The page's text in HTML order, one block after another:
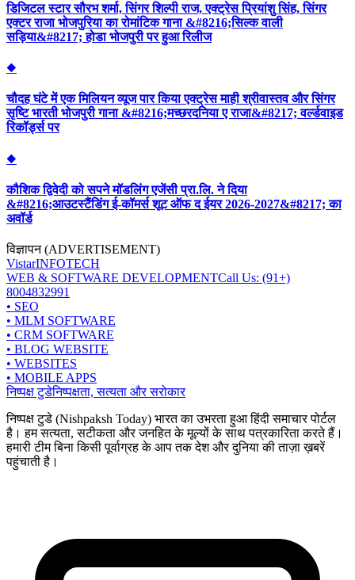
डिजिटल स्टार सौरभ शर्मा, सिंगर शिल्पी राज, एक्ट्रेस प्रियांशु सिंह, सिंगर
एक्टर राजा भोजपुरिया का रोमांटिक गाना &#8216;सिल्क वाली
सड़िया&#8217; होडा भोजपुरी पर हुआ रिलीज
◆
चौदह घंटे में एक मिलियन व्यूज पार किया एक्ट्रेस माही श्रीवास्तव और सिंगर
सृष्टि भारती भोजपुरी गाना &#8216;मच्छरदनिया ए राजा&#8217; वर्ल्डवाइड
रिकॉर्ड्स पर
◆
कौशिक द्विवेदी को सपने मॉडलिंग एजेंसी प्रा.लि. ने दिया
&#8216;आउटस्टैंडिंग ई-कॉमर्स शूट ऑफ द ईयर 2026-2027&#8217; का
अवॉर्ड
विज्ञापन (ADVERTISEMENT)
VistarINFOTECH
WEB & SOFTWARE DEVELOPMENTCall Us: (91+)
8004832991
• SEO
• MLM SOFTWARE
• CRM SOFTWARE
• BLOG WEBSITE
• WEBSITES
• MOBILE APPS
निष्पक्ष टुडेनिष्पक्षता, सत्यता और सरोकार
निष्पक्ष टुडे (Nishpaksh Today) भारत का उभरता हुआ हिंदी समाचार पोर्टल
है। हम सत्यता, सटीकता और जनहित के मूल्यों के साथ पत्रकारिता करते हैं।
हमारी टीम बिना किसी पूर्वाग्रह के आप तक देश और दुनिया की ताज़ा ख़बरें
पहुंचाती है।